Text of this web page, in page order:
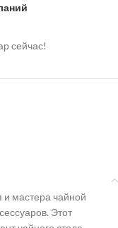
сейчас!
мастера чайной
Этот